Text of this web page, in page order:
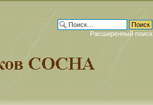
Расширенный поиск